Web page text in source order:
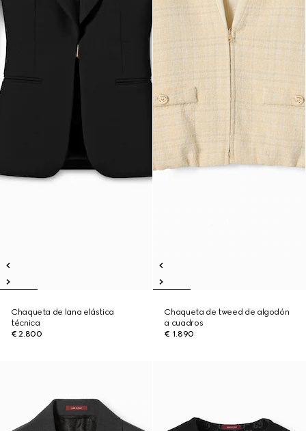
Chaqueta de lana elástica
técnica
€ 2.800
Chaqueta de tweed de algodón
a cuadros
€ 1.890